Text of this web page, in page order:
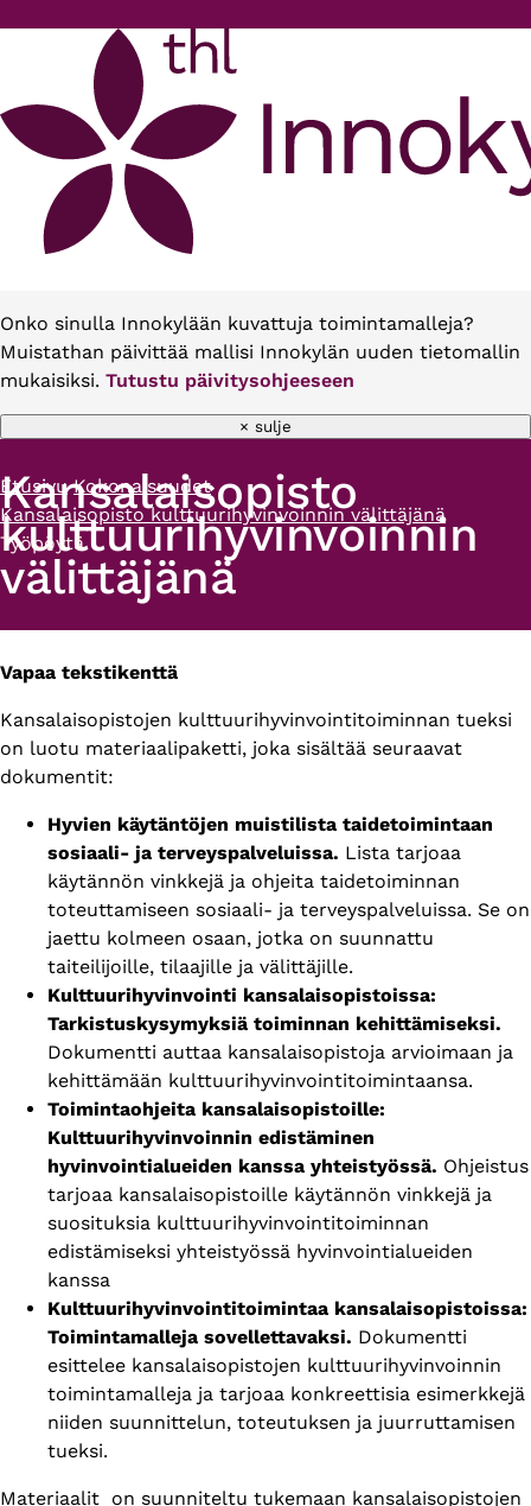
Onko sinulla Innokylään kuvattuja toimintamalleja?
Muistathan päivittää mallisi Innokylän uuden tietomallin
mukaisiksi. Tutustu päivitysohjeeseen
× sulje
Murupolku
Etusivu Kokonaisuudet
Kansalaisopisto kulttuurihyvinvoinnin välittäjänä
Työpöytä
Kansalaisopisto
kulttuurihyvinvoinnin
välittäjänä
Primary
tabs
Vapaa tekstikenttä
Kansalaisopistojen kulttuurihyvinvointitoiminnan tueksi
on luotu materiaalipaketti, joka sisältää seuraavat
dokumentit:
Hyvien käytäntöjen muistilista taidetoimintaan
sosiaali- ja terveyspalveluissa. Lista tarjoaa
käytännön vinkkejä ja ohjeita taidetoiminnan
toteuttamiseen sosiaali- ja terveyspalveluissa. Se on
jaettu kolmeen osaan, jotka on suunnattu
taiteilijoille, tilaajille ja välittäjille.
Kulttuurihyvinvointi kansalaisopistoissa:
Tarkistuskysymyksiä toiminnan kehittämiseksi.
Dokumentti auttaa kansalaisopistoja arvioimaan ja
kehittämään kulttuurihyvinvointitoimintaansa.
Toimintaohjeita kansalaisopistoille:
Kulttuurihyvinvoinnin edistäminen
hyvinvointialueiden kanssa yhteistyössä. Ohjeistus
tarjoaa kansalaisopistoille käytännön vinkkejä ja
suosituksia kulttuurihyvinvointitoiminnan
edistämiseksi yhteistyössä hyvinvointialueiden
kanssa
Kulttuurihyvinvointitoimintaa kansalaisopistoissa:
Toimintamalleja sovellettavaksi. Dokumentti
esittelee kansalaisopistojen kulttuurihyvinvoinnin
toimintamalleja ja tarjoaa konkreettisia esimerkkejä
niiden suunnittelun, toteutuksen ja juurruttamisen
tueksi.
Materiaalit on suunniteltu tukemaan kansalaisopistojen